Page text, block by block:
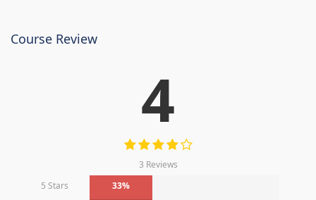
Course Review
4
3 Reviews
5 Stars
33%